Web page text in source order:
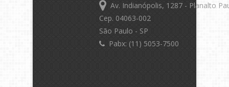
Av. Indianópolis, 1287 - Planalto
Cep. 04063-002
São Paulo - SP
Pabx: (11) 5053-7500